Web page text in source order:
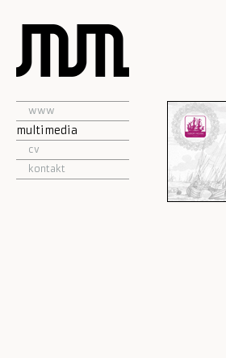
www
multimedia
cv
kontakt